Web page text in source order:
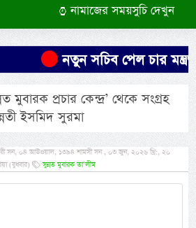
নামাজের সময়সুচি দেখুন
নতুন সচিব পেল চার
মুবারক প্রচার কেন্দ্র’ থেকে সংগ্রহ
ইসমিদ সুরমা
সন, ০৪ আউওয়াল, ১৩৯৪ শামসী সন , ০৩ জুন, ২০২৬ খ্রি:, ২০
(বুধবার)
সুন্নত মুবারক তা’লীম